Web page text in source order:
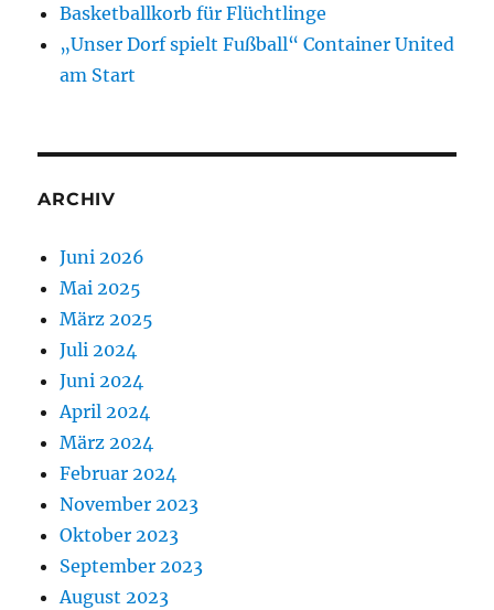
Basketballkorb für Flüchtlinge
„Unser Dorf spielt Fußball“ Container United
am Start
ARCHIV
Juni 2026
Mai 2025
März 2025
Juli 2024
Juni 2024
April 2024
März 2024
Februar 2024
November 2023
Oktober 2023
September 2023
August 2023